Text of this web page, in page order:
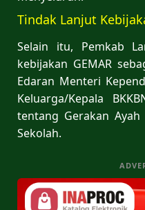
Tindak Lanjut
Selain itu, Pemkab
kebijakan GEMAR
Edaran Menteri
Keluarga/Kepala
tentang Gerakan
Sekolah.